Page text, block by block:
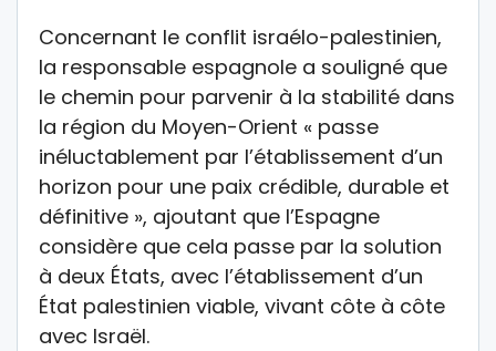
Concernant le conflit israélo-palestinien,
la responsable espagnole a souligné que
le chemin pour parvenir à la stabilité dans
la région du Moyen-Orient « passe
inéluctablement par l’établissement d’un
horizon pour une paix crédible, durable et
définitive », ajoutant que l’Espagne
considère que cela passe par la solution
à deux États, avec l’établissement d’un
État palestinien viable, vivant côte à côte
avec Israël.